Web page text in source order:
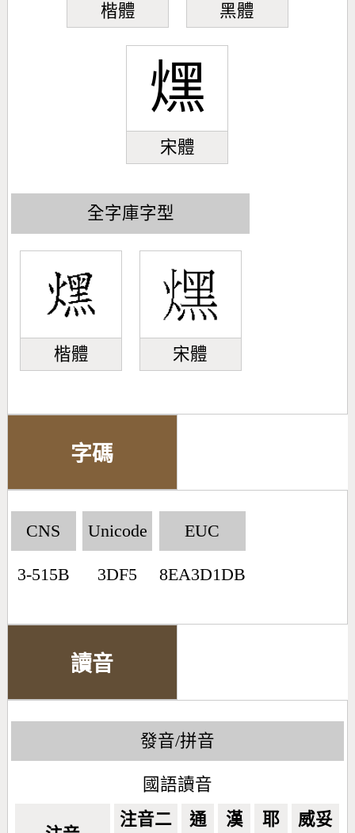
楷體 黑體
㷵
宋體
全字庫字型
楷體 宋體
字碼
CNS
3-515B
Unicode
3DF5
EUC
8EA3D1DB
讀音
發音/拼音
國語讀音
注音二 通 漢 耶 威妥